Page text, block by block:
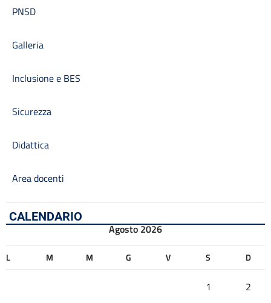
PNSD
Galleria
Inclusione e BES
Sicurezza
Didattica
Area docenti
CALENDARIO
Agosto 2026
L M M G V S D
1 2